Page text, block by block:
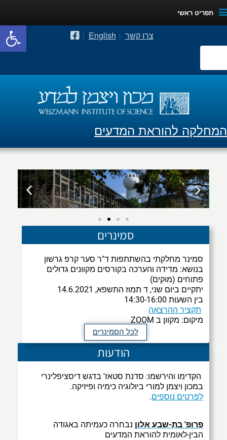
פתח
תפריט ראשי
צרו קשר English
המחלקה להוראת המדעים
סמינרים
סמינר מחלקתי בהשתתפות ד"ר סער קרפ גרשון
בנושא: מדידה והערכה בקורסים מקוונים גדולים
פתוחים (מוקים)
יתקיים ביום שני, ד תמוז התשפא, 14.6.2021
בין השעות 14:30-16:00
תקציר ההרצאה
ZOOM מיקום: מקוון ב
לכל הסמינרים
הודעות
הקדימו והירשמו: סדנת סטאז' בדגש דיסציפלינרי
במכון ויצמן למורי ביולוגיה כימיה ופיזיקה.
לפרטים נוספים.
פרופ' בת-שבע אלון נבחרה כעמיתה באגודה
הבין-לאומית להוראת המדעים